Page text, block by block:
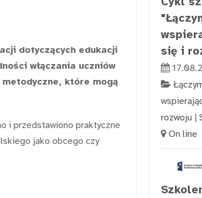
dotyczących edukacji
włączania uczniów
które mogą
i przedstawiono praktyczne
jako obcego czy
się i
rozwoju |
On line